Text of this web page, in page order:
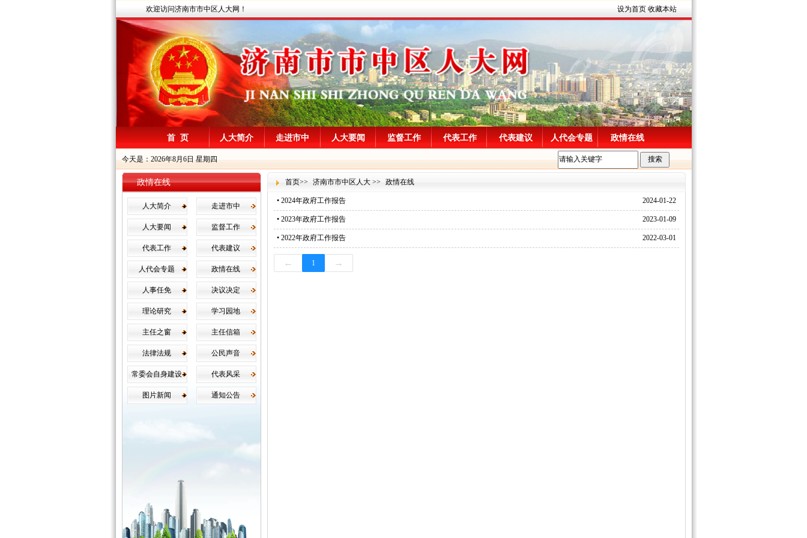
欢迎访问济南市市中区人大网！ 设为首页 收藏本站
首 页 人大简介 走进市中 人大要闻 监督工作 代表工作 代表建议 人代会专题 政情在线
今天是：2026年8月6日 星期四
政情在线
人大简介 走进市中
人大要闻 监督工作
代表工作 代表建议
人代会专题 政情在线
人事任免 决议决定
理论研究 学习园地
主任之窗 主任信箱
法律法规 公民声音
常委会自身建设 代表风采
图片新闻 通知公告
首页>> 济南市市中区人大 >> 政情在线
• 2024年政府工作报告 2024-01-22
• 2023年政府工作报告 2023-01-09
• 2022年政府工作报告 2022-03-01
← 1 →